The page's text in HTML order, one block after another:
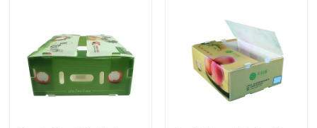
Visita alla fabbrica